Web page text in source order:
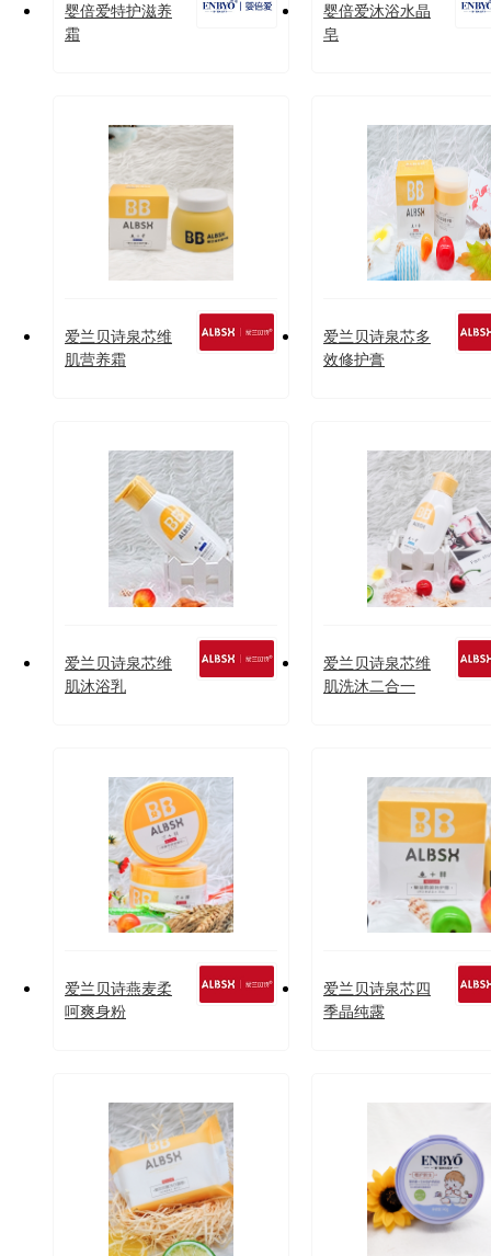
婴倍爱特护滋养
霜
婴倍爱沐浴水晶
皂
爱兰贝诗泉芯维
肌营养霜
爱兰贝诗泉芯多
效修护膏
爱兰贝诗泉芯维
肌沐浴乳
爱兰贝诗泉芯维
肌洗沐二合一
爱兰贝诗燕麦柔
呵爽身粉
爱兰贝诗泉芯四
季晶纯露